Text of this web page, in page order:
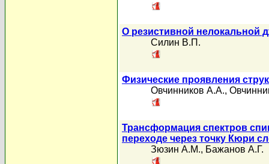
О резистивной нелокальной
Силин В.П.
Физические проявления
Овчинников А.А.,
Трансформация спектров
переходе через точку Кюри
Зюзин А.М., Бажанов А.Г.